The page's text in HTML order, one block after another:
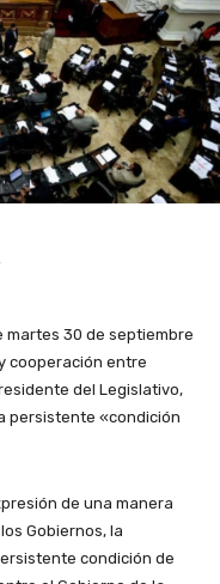
martes 30 de septiembre
cooperación entre
del Legislativo,
persistente «condición
de una manera
Gobiernos, la
condición de